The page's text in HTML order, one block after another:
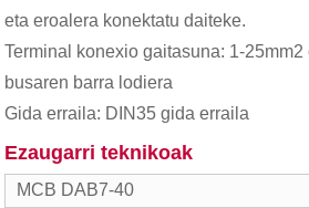
eta eroalera konektatu daiteke.
Terminal konexio gaitasuna: 1-
busaren barra lodiera
Gida erraila: DIN35 gida erraila
Ezaugarri teknikoak
MCB DAB7-40